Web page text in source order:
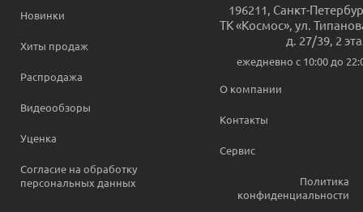
Новинки
Хиты продаж
Распродажа
Видеообзоры
Уценка
Согласие на обработку
персональных данных
196211 Санкт-
ТК «Космос», ул.
д. 27/39, 2
ежедневно c 10:00 до
О компании
Контакты
Сервис
Политика
конфиденциальности